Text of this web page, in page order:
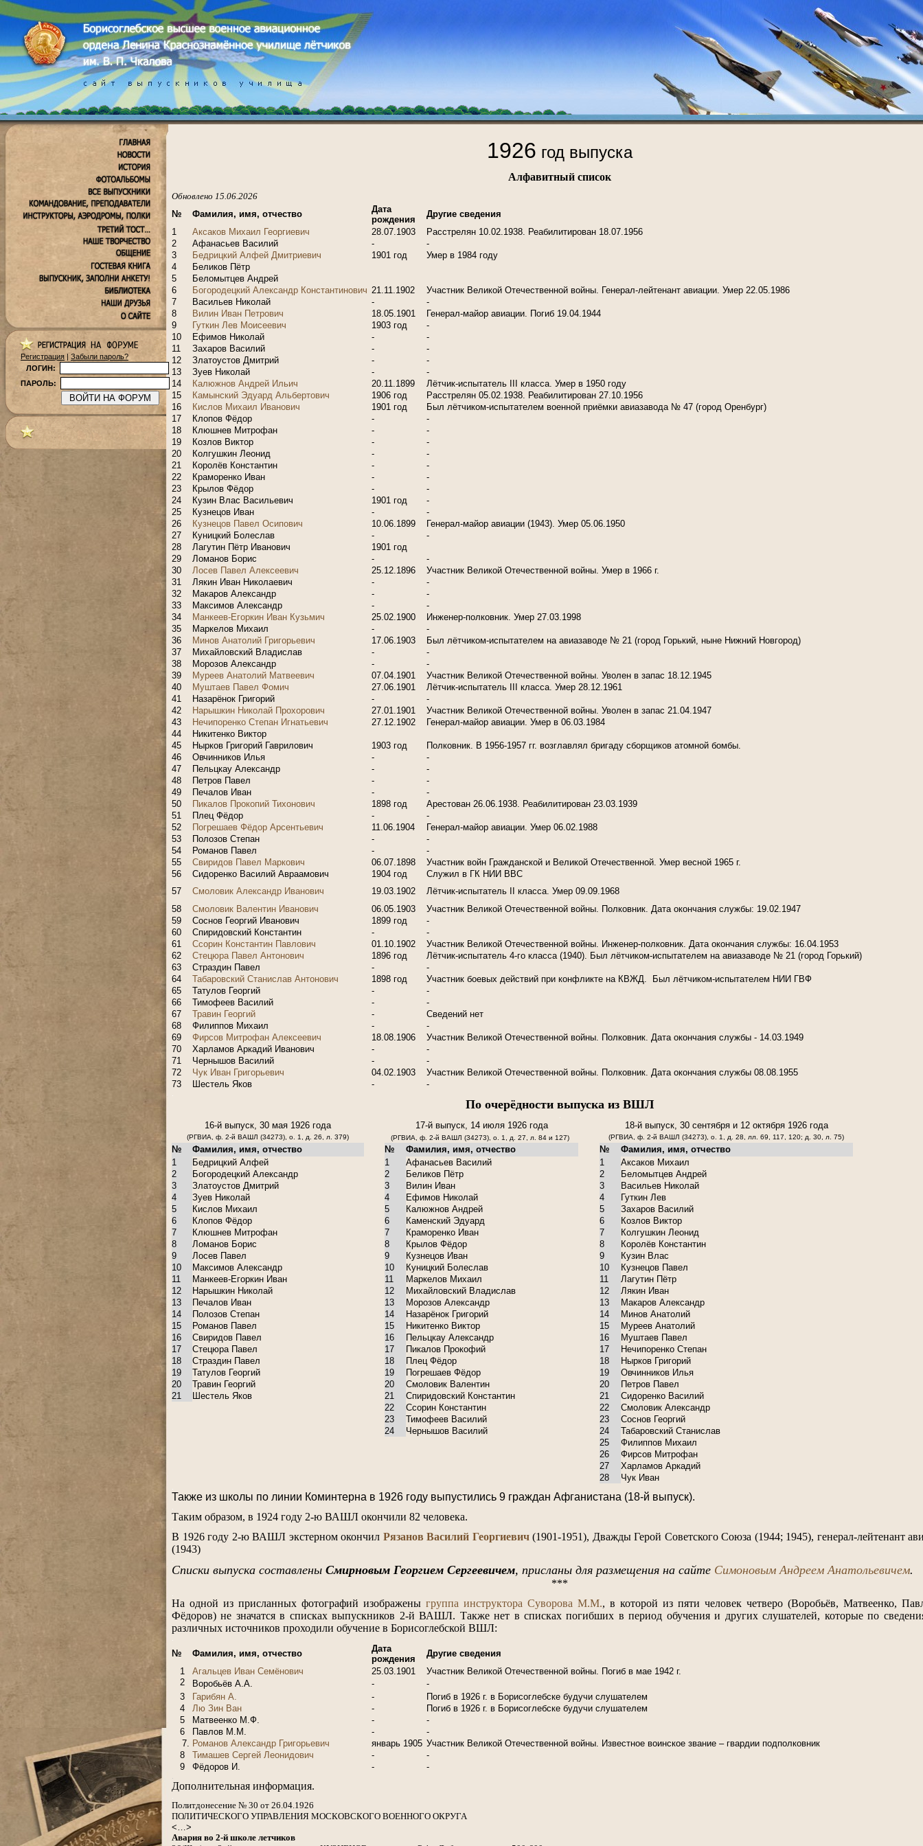
Регистрация | Забыли пароль?
ЛОГИН:
ПАРОЛЬ:
1926 год выпуска
Алфавитный список
Обновлено 15.06.2026
№
Фамилия, имя, отчество
Дата
рождения
Другие сведения
1
Аксаков Михаил Георгиевич 28.07.1903
Расстрелян 10.02.1938. Реабилитирован 18.07.1956
2
Афанасьев Василий -
-
3
Бедрицкий Алфей Дмитриевич 1901 год
Умер в 1984 году
4
Беликов Пётр
5
Беломытцев Андрей
6
Богородецкий Александр Константинович 21.11.1902
Участник Великой Отечественной войны. Генерал-лейтенант авиации. Умер 22.05.1986
7
Васильев Николай -
-
8
Вилин Иван Петрович 18.05.1901
Генерал-майор авиации. Погиб 19.04.1944
9
Гуткин Лев Моисеевич 1903 год
-
10
Ефимов Николай -
-
11
Захаров Василий -
-
12
Златоустов Дмитрий -
-
13
Зуев Николай -
-
14
Калюжнов Андрей Ильич 20.11.1899
Лётчик-испытатель III класса. Умер в 1950 году
15
Камынский Эдуард Альбертович 1906 год
Расстрелян 05.02.1938. Реабилитирован 27.10.1956
16
Кислов Михаил Иванович 1901 год
Был лётчиком-испытателем военной приёмки авиазавода № 47 (город Оренбург)
17
Клопов Фёдор -
-
18
Клюшнев Митрофан -
-
19
Козлов Виктор -
-
20
Колгушкин Леонид -
-
21
Королёв Константин -
-
22
Краморенко Иван -
-
23
Крылов Фёдор -
-
24
Кузин Влас Васильевич 1901 год
-
25
Кузнецов Иван -
-
26
Кузнецов Павел Осипович 10.06.1899
Генерал-майор авиации (1943). Умер 05.06.1950
27
Куницкий Болеслав -
-
28
Лагутин Пётр Иванович
1901 год
29
Ломанов Борис -
-
30
Лосев Павел Алексеевич 25.12.1896
Участник Великой Отечественной войны. Умер в 1966 г.
31
Лякин Иван Николаевич -
-
32
Макаров Александр -
-
33
Максимов Александр -
-
34
Манкеев-Егоркин Иван Кузьмич 25.02.1900
Инженер-полковник. Умер 27.03.1998
35
Маркелов Михаил -
-
36
Минов Анатолий Григорьевич 17.06.1903
Был лётчиком-испытателем на авиазаводе № 21 (город Горький, ныне Нижний Новгород)
37
Михайловский Владислав -
-
38
Морозов Александр -
-
39
Муреев Анатолий Матвеевич 07.04.1901
Участник Великой Отечественной войны. Уволен в запас 18.12.1945
40
Муштаев Павел Фомич 27.06.1901
Лётчик-испытатель III класса. Умер 28.12.1961
41
Назарёнок Григорий -
-
42
Нарышкин Николай Прохорович 27.01.1901
Участник Великой Отечественной войны. Уволен в запас 21.04.1947
43
Нечипоренко Степан Игнатьевич 27.12.1902
Генерал-майор авиации. Умер в 06.03.1984
44
Никитенко Виктор
45
Нырков Григорий Гаврилович 1903 год
Полковник. В 1956-1957 гг. возглавлял бригаду сборщиков атомной бомбы.
46
Овчинников Илья -
-
47
Пельцкау Александр -
-
48
Петров Павел -
-
49
Печалов Иван -
-
50
Пикалов Прокопий Тихонович 1898 год
Арестован 26.06.1938. Реабилитирован 23.03.1939
51
Плец Фёдор -
-
52
Погрешаев Фёдор Арсентьевич 11.06.1904
Генерал-майор авиации. Умер 06.02.1988
53
Полозов Степан -
-
54
Романов Павел -
-
55
Свиридов Павел Маркович 06.07.1898
Участник войн Гражданской и Великой Отечественной. Умер весной 1965 г.
56
Сидоренко Василий Авраамович 1904 год
Служил в ГК НИИ ВВС
57
Смоловик Александр Иванович 19.03.1902
Лётчик-испытатель II класса. Умер 09.09.1968
58
Смоловик Валентин Иванович 06.05.1903
Участник Великой Отечественной войны. Полковник. Дата окончания службы: 19.02.1947
59
Соснов Георгий Иванович 1899 год
-
60
Спиридовский Константин -
-
61
Ссорин Константин Павлович 01.10.1902
Участник Великой Отечественной войны. Инженер-полковник. Дата окончания службы: 16.04.1953
62
Стецюра Павел Антонович 1896 год
Лётчик-испытатель 4-го класса (1940). Был лётчиком-испытателем на авиазаводе № 21 (город Горький)
63
Страздин Павел -
-
64
Табаровский Станислав Антонович 1898 год Участник боевых действий при конфликте на КВЖД.
Был лётчиком-испытателем НИИ ГВФ
65
Татулов Георгий -
-
66
Тимофеев Василий -
-
67
Травин Георгий -
Сведений нет
68
Филиппов Михаил -
-
69
Фирсов Митрофан Алексеевич 18.08.1906
Участник Великой Отечественной войны. Полковник. Дата окончания службы - 14.03.1949
70
Харламов Аркадий Иванович -
-
71
Чернышов Василий -
-
72
Чук Иван Григорьевич 04.02.1903
Участник Великой Отечественной войны. Полковник. Дата окончания службы 08.08.1955
73
Шестель Яков - -
По очерёдности выпуска из ВШЛ
16-й выпуск, 30 мая 1926 года 17-й выпуск, 14 июля 1926 года 18-й выпуск, 30 сентября и 12 октября 1926 года
(РГВИА, ф. 2-й ВАШЛ (34273), о. 1, д. 26, л. 379) (РГВИА, ф. 2-й ВАШЛ (34273), о. 1, д. 27, л. 84 и 127) (РГВИА, ф. 2-й ВАШЛ (34273), о. 1, д. 28, лл. 69, 117, 120; д. 30, л. 75)
№ Фамилия, имя, отчество № Фамилия, имя, отчество №
Фамилия, имя, отчество
1
Бедрицкий Алфей 1 Афанасьев Василий 1
Аксаков Михаил
2
Богородецкий Александр 2 Беликов Пётр 2
Беломытцев Андрей
3
Златоустов Дмитрий 3 Вилин Иван 3
Васильев Николай
4
Зуев Николай 4 Ефимов Николай 4
Гуткин Лев
5
Кислов Михаил 5 Калюжнов Андрей 5
Захаров Василий
6
Клопов Фёдор 6 Каменский Эдуард 6
Козлов Виктор
7
Клюшнев Митрофан 7 Краморенко Иван 7
Колгушкин Леонид
8
Ломанов Борис 8 Крылов Фёдор 8
Королёв Константин
9
Лосев Павел 9 Кузнецов Иван 9
Кузин Влас
10
Максимов Александр 10 Куницкий Болеслав 10
Кузнецов Павел
11
Манкеев-Егоркин Иван 11 Маркелов Михаил 11
Лагутин Пётр
12
Нарышкин Николай 12 Михайловский Владислав 12
Лякин Иван
13
Печалов Иван 13 Морозов Александр 13
Макаров Александр
14
Полозов Степан 14 Назарёнок Григорий 14
Минов Анатолий
15
Романов Павел 15 Никитенко Виктор 15
Муреев Анатолий
16
Свиридов Павел 16 Пельцкау Александр 16
Муштаев Павел
17
Стецюра Павел 17 Пикалов Прокофий 17
Нечипоренко Степан
18
Страздин Павел 18 Плец Фёдор 18
Нырков Григорий
19
Татулов Георгий 19 Погрешаев Фёдор 19
Овчинников Илья
20
Травин Георгий 20 Смоловик Валентин 20
Петров Павел
21
Шестель Яков 21 Спиридовский Константин 21
Сидоренко Василий
22
Ссорин Константин 22
Смоловик Александр
23
Тимофеев Василий 23
Соснов Георгий
24
Чернышов Василий 24
Табаровский Станислав
25
Филиппов Михаил
26
Фирсов Митрофан
27
Харламов Аркадий
28
Чук Иван
Также из школы по линии Коминтерна в 1926 году выпустились 9 граждан Афганистана (18-й выпуск).
Таким образом, в 1924 году 2-ю ВАШЛ окончили 82 человека.
В 1926 году 2-ю ВАШЛ экстерном окончил Рязанов Василий Георгиевич(1901-1951), Дважды Герой Советского Союза (1944; 1945), генерал-лейтенант
(1943)
Списки выпуска составлены Смирновым Георгием Сергеевичем, присланы для размещения на сайте Симоновым Андреем Анатольевичем.
***
На одной из присланных фотографий изображены группа инструктора Суворова М.М., в которой из пяти человек четверо (Воробьёв, Матвеенко,
Фёдоров) не значатся в списках выпускников 2-й ВАШЛ. Также нет в списках погибших в период обучения и других слушателей, которые по
различных источников проходили обучение в Борисоглебской ВШЛ:
№ Фамилия, имя, отчество
Дата
рождения
Другие сведения
1
Агальцев Иван Семёнович 25.03.1901
Участник Великой Отечественной войны. Погиб в мае 1942 г.
2
Воробьёв А.А. -
-
3
Гарибян А. -
Погиб в 1926 г. в Борисоглебске будучи слушателем
4
Лю Зин Ван -
Погиб в 1926 г. в Борисоглебске будучи слушателем
5
Матвеенко М.Ф. -
-
6
Павлов М.М. -
-
7. Романов Александр Григорьевич январь 1905 Участник Великой Отечественной войны. Известное воинское звание – гвардии подполковник
8
Тимашев Сергей Леонидович -
-
9
Фёдоров И. - -
Дополнительная информация.
Политдонесение № 30 от 26.04.1926
ПОЛИТИЧЕСКОГО УПРАВЛЕНИЯ МОСКОВСКОГО ВОЕННОГО ОКРУГА
<…>
Авария во 2-й школе летчиков